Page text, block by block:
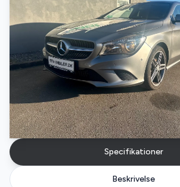
Specifikationer
Beskrivelse